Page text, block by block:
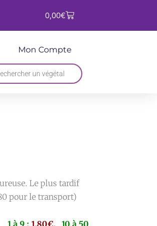
0,00€Panier
Mon Compte
Le plus tardif
pour le transport)
1 à 9 : 1,80€,
10 à 50